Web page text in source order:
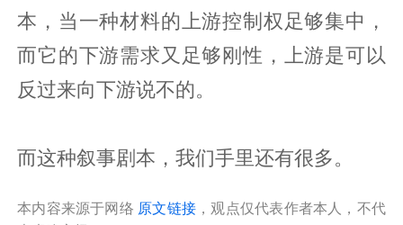
本，当一种材料的上游控制权足够集中，
而它的下游需求又足够刚性，上游是可以
反过来向下游说不的。
而这种叙事剧本，我们手里还有很多。
本内容来源于网络 原文链接 ，观点仅代表作者本人，不代